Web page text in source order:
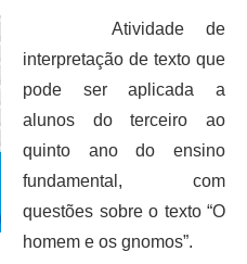
Atividade de
interpretação de texto que
pode ser aplicada a
alunos do terceiro ao
quinto ano do ensino
fundamental, com
questões sobre o texto “O
homem e os gnomos”.